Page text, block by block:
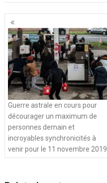
Navigation
des
articles
Guerre astrale en cours pour
décourager un maximum de
personnes demain et
incroyables synchronicités à
venir pour le 11 novembre 2019